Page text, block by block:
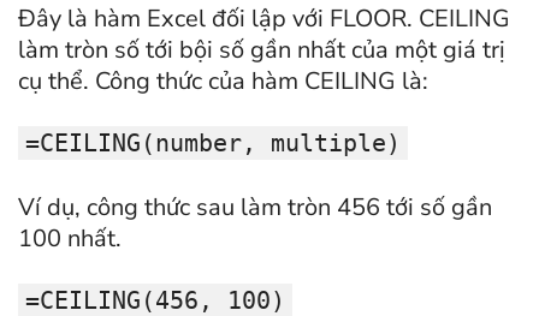
Đây là hàm Excel đối lập với FLOOR. CEILING
làm tròn số tới bội số gần nhất của một giá trị
cụ thể. Công thức của hàm CEILING là:
=CEILING(number, multiple)
Ví dụ, công thức sau làm tròn 456 tới số gần
100 nhất.
=CEILING(456, 100)